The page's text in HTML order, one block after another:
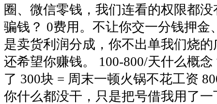
圈、微信零钱，我们连看的权限都
骗钱？ 0费用。不让你交一分钱押
是卖货利润分成，你不出单我们烧
还希望你赚钱。 100-800/天什么概
了 300块 = 周末一顿火锅不花工资
你什么都没干，只是把号借我用了